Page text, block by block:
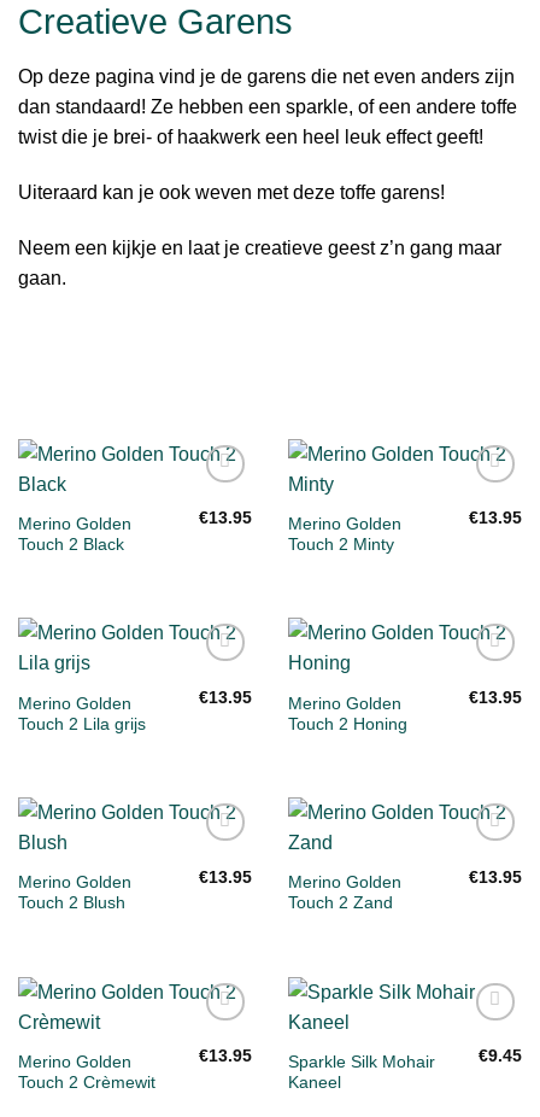
Creatieve Garens
Op deze pagina vind je de garens die net even anders zijn
dan standaard! Ze hebben een sparkle, of een andere toffe
twist die je brei- of haakwerk een heel leuk effect geeft!
Uiteraard kan je ook weven met deze toffe garens!
Neem een kijkje en laat je creatieve geest z’n gang maar
gaan.
aan
Merino Golden
Touch 2 Black
€13.95
aan
Merino Golden
Touch 2 Minty
€13.95
aan
Merino Golden
Touch 2 Lila grijs
€13.95
aan
Merino Golden
Touch 2 Honing
€13.95
aan
Merino Golden
Touch 2 Blush
€13.95
aan
Merino Golden
Touch 2 Zand
€13.95
aan
Merino Golden
Touch 2 Crèmewit
€13.95
aan
Sparkle Silk Mohair
Kaneel
€9.45